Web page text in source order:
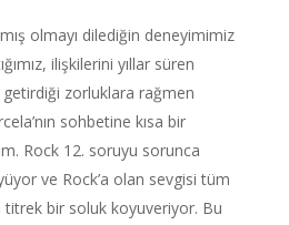
olmayı dilediğin deneyimimiz
ilişkilerini yıllar süren
zorluklara rağmen
sohbetine kısa bir
Rock 12. soruyu sorunca
ve Rock’a olan sevgisi tüm
titrek bir soluk koyuveriyor. Bu